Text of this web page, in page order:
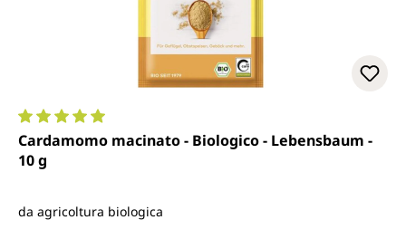
Valutazione media di 5 su 5 stelle
Cardamomo macinato - Biologico - Lebensbaum -
10 g
da agricoltura biologica